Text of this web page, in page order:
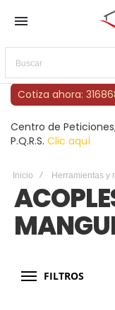
Buscar
Cotiza ahora:
Centro de
P.Q.R.S. Clic aquí
Inicio Herramientas y
FILTROS